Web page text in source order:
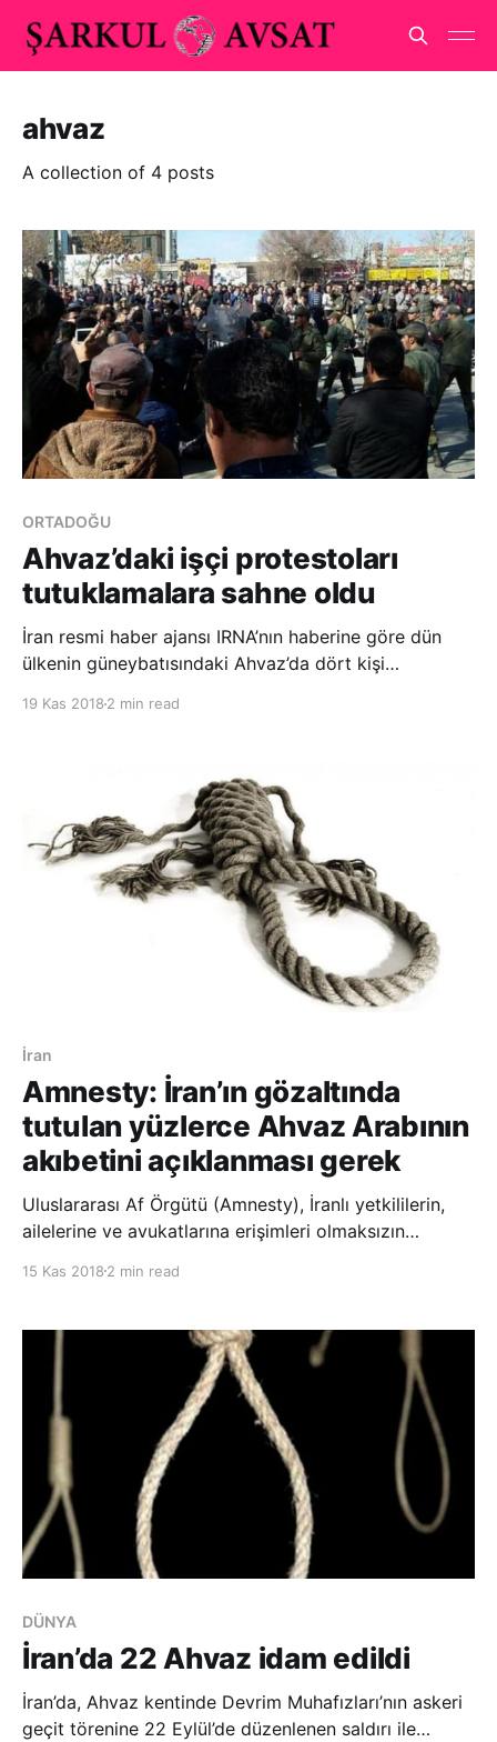
ahvaz
A collection of 4 posts
ORTADOĞU
Ahvaz’daki işçi protestoları
tutuklamalara sahne oldu
İran resmi haber ajansı IRNA’nın haberine göre dün
ülkenin güneybatısındaki Ahvaz’da dört kişi
19 Kas 2018 2 min read
İran
Amnesty: İran’ın gözaltında
tutulan yüzlerce Ahvaz Arabının
akıbetini açıklanması gerek
Uluslararası Af Örgütü (Amnesty), İranlı yetkililerin,
ailelerine ve avukatlarına erişimleri olmaksızın
nerede tutulduğunu açıklaması gerektiğini belirtti.
“İran dışında yaşayan Ahvaz Arap akti
15 Kas 2018 2 min read
DÜNYA
İran’da 22 Ahvaz idam edildi
İran’da, Ahvaz kentinde Devrim Muhafızları’nın askeri
geçit törenine 22 Eylül’de düzenlenen saldırı ile